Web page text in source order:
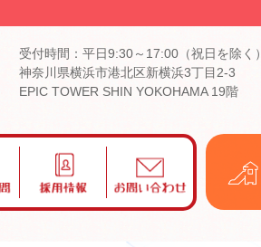
受付時間：平日9:30～17:00（祝日を除く）
神奈川県横浜市港北区新横浜3丁目2-3
EPIC TOWER SHIN YOKOHAMA 19階
い
合